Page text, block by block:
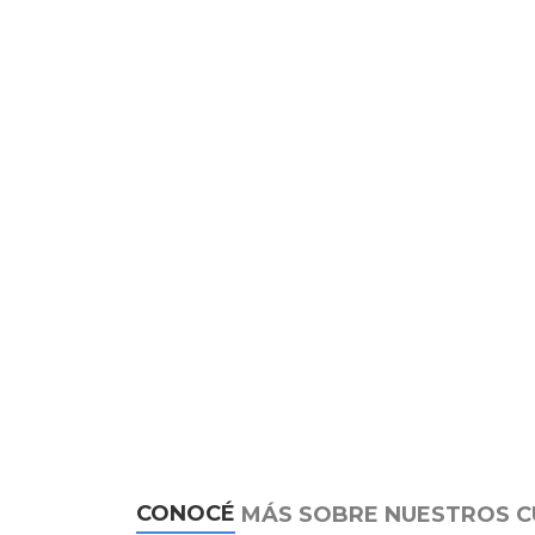
CONOCÉ MÁS SOBRE NUESTROS